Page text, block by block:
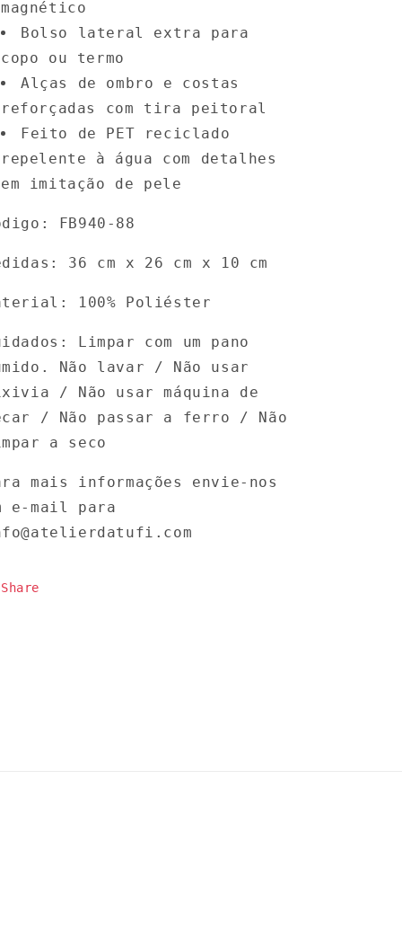
magnético
Bolso lateral extra para
copo ou termo
Alças de ombro e costas
reforçadas com tira peitoral
Feito de PET reciclado
repelente à água com detalhes
em imitação de pele
FB940-88
36 cm x 26 cm x 10 cm
100% Poliéster
Limpar com um pano
Não lavar
/ Não usar
/ Não usar máquina de
/ Não passar a ferro / Não
a seco
mais informações envie-nos
e-mail para
Share